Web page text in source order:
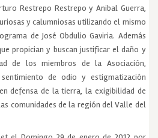
Restrepo Restrepo y Anibal Guerra,
y calumniosas utilizando el mismo
de José Obdulio Gaviria. Además
propician y buscan justificar el daño y
de los miembros de la Asociación,
de odio y estigmatización
defensa de la tierra, la exigibilidad de
comunidades de la región del Valle del